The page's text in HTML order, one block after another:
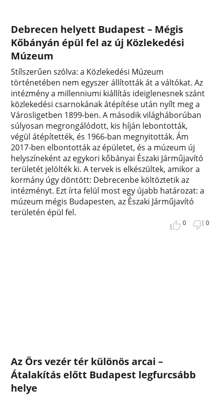
Debrecen helyett Budapest – Mégis
Kőbányán épül fel az új Közlekedési
Múzeum
Stílszerűen szólva: a Közlekedési Múzeum
történetében nem egyszer állították át a váltókat. Az
intézmény a millenniumi kiállítás ideiglenesnek szánt
közlekedési csarnokának átépítése után nyílt meg a
Városligetben 1899-ben. A második világháborúban
súlyosan megrongálódott, kis híján lebontották,
végül átépítették, és 1966-ban megnyitották. Ám
2017-ben elbontották az épületet, és a múzeum új
helyszíneként az egykori kőbányai Északi Járműjavító
területét jelölték ki. A tervek is elkészültek, amikor a
kormány úgy döntött: Debrecenbe költöztetik az
intézményt. Ezt írta felül most egy újabb határozat: a
múzeum mégis Budapesten, az Északi Járműjavító
területén épül fel.
0 0
Az Örs vezér tér különös arcai –
Átalakítás előtt Budapest legfurcsább
helye